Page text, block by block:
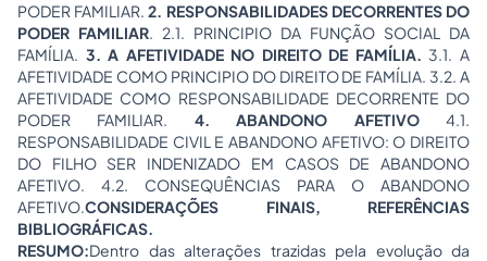
PODER FAMILIAR.2. RESPONSABILIDADES DECORRENTES DO
PODER FAMILIAR. 2.1. PRINCIPIO DA FUNÇÃO SOCIAL DA
FAMÍLIA. 3. A AFETIVIDADE NO DIREITO DE FAMÍLIA. 3.1. A
AFETIVIDADE COMO PRINCIPIO DO DIREITO DE FAMÍLIA. 3.2. A
AFETIVIDADE COMO RESPONSABILIDADE DECORRENTE DO
PODER FAMILIAR. 4. ABANDONO AFETIVO4.1.
RESPONSABILIDADE CIVIL E ABANDONO AFETIVO: O DIREITO
DO FILHO SER INDENIZADO EM CASOS DE ABANDONO
AFETIVO. 4.2. CONSEQUÊNCIAS PARA O ABANDONO
AFETIVO.CONSIDERAÇÕES FINAIS, REFERÊNCIAS
BIBLIOGRÁFICAS.
RESUMO:Dentro das alterações trazidas pela evolução da